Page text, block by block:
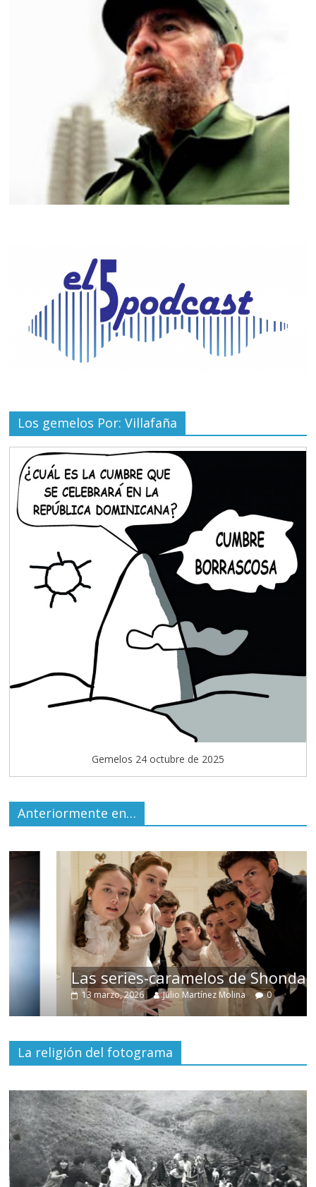
Los gemelos Por: Villafaña
Gemelos 24 octubre de 2025
Anteriormente en…
Las series-caramelos de Shondaland
13 marzo, 2026 Julio Martínez Molina 0
La religión del fotograma